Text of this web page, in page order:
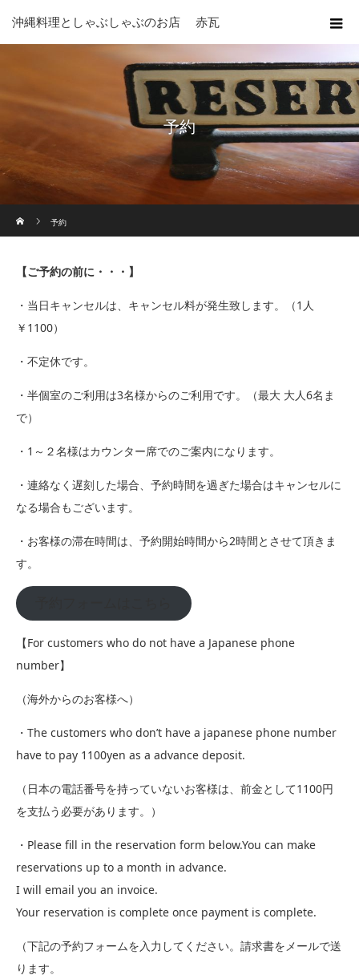
沖縄料理としゃぶしゃぶのお店 赤瓦
予約
予約
【ご予約の前に・・・】
・当日キャンセルは、キャンセル料が発生致します。（1人
￥1100）
・不定休です。
・半個室のご利用は3名様からのご利用です。（最大 大人6名ま
で）
・1～２名様はカウンター席でのご案内になります。
・連絡なく遅刻した場合、予約時間を過ぎた場合はキャンセルに
なる場合もございます。
・お客様の滞在時間は、予約開始時間から2時間とさせて頂きま
す。
【For customers who do not have a Japanese phone
number】
（海外からのお客様へ）
・The customers who don’t have a japanese phone number
have to pay 1100yen as a advance deposit.
（日本の電話番号を持っていないお客様は、前金として1100円
を支払う必要があります。）
・Please fill in the reservation form below.You can make
reservations up to a month in advance.
I will email you an invoice.
Your reservation is complete once payment is complete.
（下記の予約フォームを入力してください。請求書をメールで送
ります。